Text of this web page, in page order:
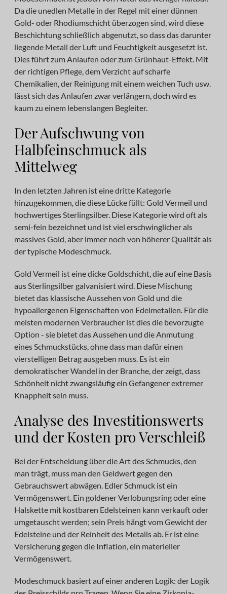
Da die unedlen Metalle in der Regel mit einer dünnen
Gold- oder Rhodiumschicht überzogen sind, wird diese
Beschichtung schließlich abgenutzt, so dass das darunter
liegende Metall der Luft und Feuchtigkeit ausgesetzt ist.
Dies führt zum Anlaufen oder zum Grünhaut-Effekt. Mit
der richtigen Pflege, dem Verzicht auf scharfe
Chemikalien, der Reinigung mit einem weichen Tuch usw.
lässt sich das Anlaufen zwar verlängern, doch wird es
kaum zu einem lebenslangen Begleiter.
Der Aufschwung von
Halbfeinschmuck als
Mittelweg
In den letzten Jahren ist eine dritte Kategorie
hinzugekommen, die diese Lücke füllt: Gold Vermeil und
hochwertiges Sterlingsilber. Diese Kategorie wird oft als
semi-fein bezeichnet und ist viel erschwinglicher als
massives Gold, aber immer noch von höherer Qualität als
der typische Modeschmuck.
Gold Vermeil ist eine dicke Goldschicht, die auf eine Basis
aus Sterlingsilber galvanisiert wird. Diese Mischung
bietet das klassische Aussehen von Gold und die
hypoallergenen Eigenschaften von Edelmetallen. Für die
meisten modernen Verbraucher ist dies die bevorzugte
Option - sie bietet das Aussehen und die Anmutung
eines Schmuckstücks, ohne dass man dafür einen
vierstelligen Betrag ausgeben muss. Es ist ein
demokratischer Wandel in der Branche, der zeigt, dass
Schönheit nicht zwangsläufig ein Gefangener extremer
Knappheit sein muss.
Analyse des Investitionswerts
und der Kosten pro Verschleiß
Bei der Entscheidung über die Art des Schmucks, den
man trägt, muss man den Geldwert gegen den
Gebrauchswert abwägen. Edler Schmuck ist ein
Vermögenswert. Ein goldener Verlobungsring oder eine
Halskette mit kostbaren Edelsteinen kann verkauft oder
umgetauscht werden; sein Preis hängt vom Gewicht der
Edelsteine und der Reinheit des Metalls ab. Er ist eine
Versicherung gegen die Inflation, ein materieller
Vermögenswert.
Modeschmuck basiert auf einer anderen Logik: der Logik